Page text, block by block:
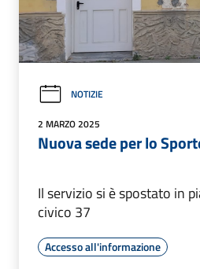
NOTIZIE
2 MARZO 2025
Nuova sede per lo
Il servizio si è spostato in
civico 37
Accesso all'informazione